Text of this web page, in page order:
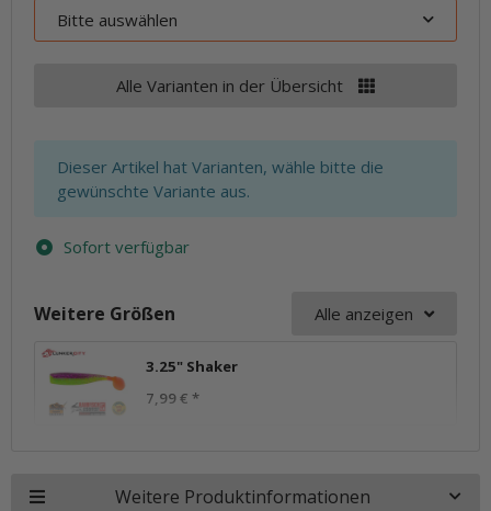
Bitte auswählen
Alle Varianten in der Übersicht
x
Dieser Artikel hat Varianten, wähle bitte die
gewünschte Variante aus.
Sofort verfügbar
Weitere Größen Alle anzeigen
3.25" Shaker
7,99 € *
Weitere Produktinformationen